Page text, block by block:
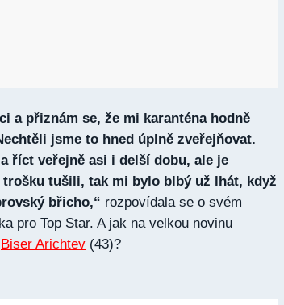
a přiznám se, že mi karanténa hodně
jsme to hned úplně zveřejňovat.
říct veřejně asi i delší dobu, ale je
tušili, tak mi bylo blbý už lhát, když
břicho,“ rozpovídala se o svém
pro Top Star. A jak na velkou novinu
Biser Arichtev (43)?